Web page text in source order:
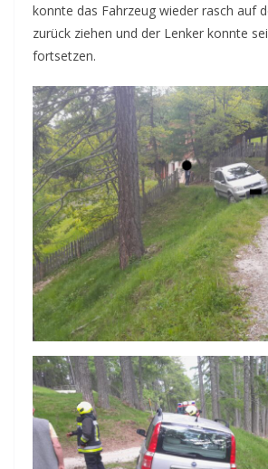
konnte das Fahrzeug wieder rasch auf
zurück ziehen und der Lenker konnte
fortsetzen.